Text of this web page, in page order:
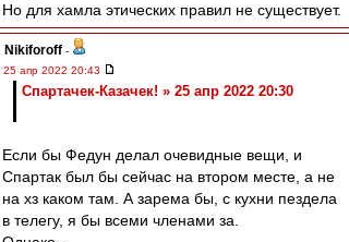
Но для хамла этических правил не существует.
Nikiforoff -
25 апр 2022 20:43
Спартачек-Казачек! » 25 апр 2022 20:30
Если бы Федун делал очевидные вещи, и
Спартак был бы сейчас на втором месте, а не
на хз каком там. А зарема бы, с кухни пездела
в телегу, я бы всеми членами за.